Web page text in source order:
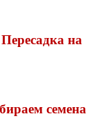
на
семена